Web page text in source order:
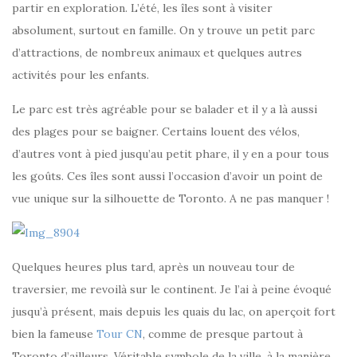
partir en exploration. L’été, les îles sont à visiter
absolument, surtout en famille. On y trouve un petit parc
d’attractions, de nombreux animaux et quelques autres
activités pour les enfants.
Le parc est très agréable pour se balader et il y a là aussi
des plages pour se baigner. Certains louent des vélos,
d’autres vont à pied jusqu’au petit phare, il y en a pour tous
les goûts. Ces îles sont aussi l’occasion d’avoir un point de
vue unique sur la silhouette de Toronto. A ne pas manquer !
Quelques heures plus tard, après un nouveau tour de
traversier, me revoilà sur le continent. Je l’ai à peine évoqué
jusqu’à présent, mais depuis les quais du lac, on aperçoit fort
bien la fameuse Tour CN, comme de presque partout à